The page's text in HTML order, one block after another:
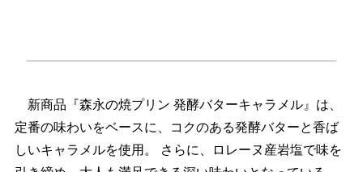
新商品『森永の焼プリン 発酵バターキャラメル』は、
定番の味わいをベースに、コクのある発酵バターと香ば
しいキャラメルを使用。 さらに、ロレーヌ産岩塩で味を